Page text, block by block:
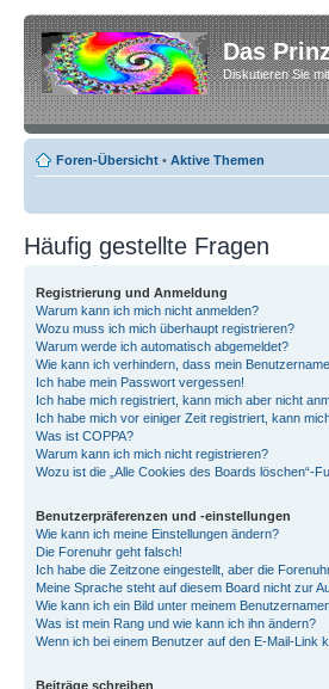
Das
Diskutieren Sie
Foren-Übersicht • Aktive Themen
Häufig gestellte Fragen
Registrierung und Anmeldung
Warum kann ich mich nicht anmelden?
Wozu muss ich mich überhaupt registrieren?
Warum werde ich automatisch abgemeldet?
Wie kann ich verhindern, dass mein
Ich habe mein Passwort vergessen!
Ich habe mich registriert, kann mich aber nicht
Ich habe mich vor einiger Zeit registriert, kann
Was ist COPPA?
Warum kann ich mich nicht registrieren?
Wozu ist die „Alle Cookies des Boards löschen“-
Benutzerpräferenzen und -einstellungen
Wie kann ich meine Einstellungen ändern?
Die Forenuhr geht falsch!
Ich habe die Zeitzone eingestellt, aber die
Meine Sprache steht auf diesem Board nicht zur
Wie kann ich ein Bild unter meinem
Was ist mein Rang und wie kann ich ihn ändern?
Wenn ich bei einem Benutzer auf den E-Mail-Link
Beiträge schreiben